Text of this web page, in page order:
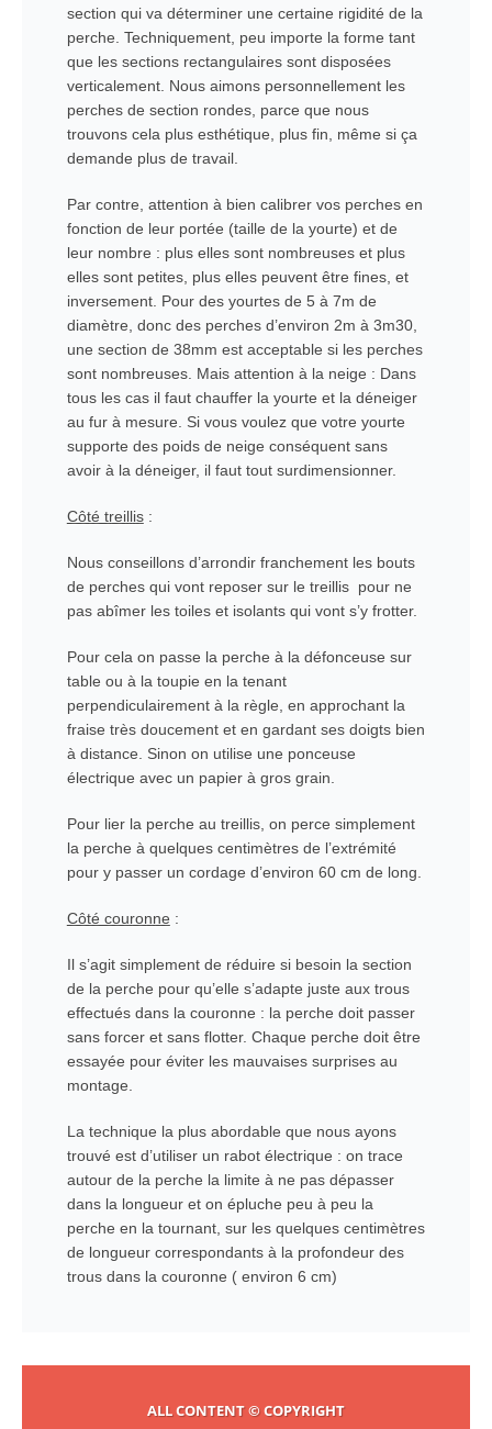
section qui va déterminer une certaine rigidité de la
perche. Techniquement, peu importe la forme tant
que les sections rectangulaires sont disposées
verticalement. Nous aimons personnellement les
perches de section rondes, parce que nous
trouvons cela plus esthétique, plus fin, même si ça
demande plus de travail.
Par contre, attention à bien calibrer vos perches en
fonction de leur portée (taille de la yourte) et de
leur nombre : plus elles sont nombreuses et plus
elles sont petites, plus elles peuvent être fines, et
inversement. Pour des yourtes de 5 à 7m de
diamètre, donc des perches d’environ 2m à 3m30,
une section de 38mm est acceptable si les perches
sont nombreuses. Mais attention à la neige : Dans
tous les cas il faut chauffer la yourte et la déneiger
au fur à mesure. Si vous voulez que votre yourte
supporte des poids de neige conséquent sans
avoir à la déneiger, il faut tout surdimensionner.
Côté treillis:
Nous conseillons d’arrondir franchement les bouts
de perches qui vont reposer sur le treillis pour ne
pas abîmer les toiles et isolants qui vont s’y frotter.
Pour cela on passe la perche à la défonceuse sur
table ou à la toupie en la tenant
perpendiculairement à la règle, en approchant la
fraise très doucement et en gardant ses doigts bien
à distance. Sinon on utilise une ponceuse
électrique avec un papier à gros grain.
Pour lier la perche au treillis, on perce simplement
la perche à quelques centimètres de l’extrémité
pour y passer un cordage d’environ 60 cm de long.
Côté couronne :
Il s’agit simplement de réduire si besoin la section
de la perche pour qu’elle s’adapte juste aux trous
effectués dans la couronne : la perche doit passer
sans forcer et sans flotter. Chaque perche doit être
essayée pour éviter les mauvaises surprises au
montage.
La technique la plus abordable que nous ayons
trouvé est d’utiliser un rabot électrique : on trace
autour de la perche la limite à ne pas dépasser
dans la longueur et on épluche peu à peu la
perche en la tournant, sur les quelques centimètres
de longueur correspondants à la profondeur des
trous dans la couronne ( environ 6 cm)
ALL CONTENT © COPYRIGHT